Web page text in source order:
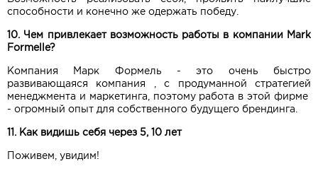
способности и конечно же одержать победу.
10. Чем привлекает возможность работы в компании Mark
Formelle?
Компания Марк Формель - это очень быстро
развивающаяся компания , с продуманной стратегией
менеджмента и маркетинга, поэтому работа в этой фирме
- огромный опыт для собственного будущего брендинга.
11. Как видишь себя через 5, 10 лет
Поживем, увидим!